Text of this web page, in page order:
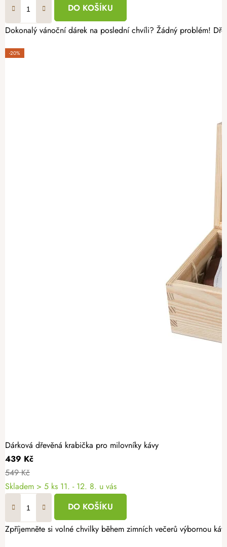
DO KOŠÍKU
Dokonalý vánoční dárek na poslední chvíli? Žádný problém!
-20%
Dárková dřevěná krabička pro milovníky kávy
439 Kč
549 Kč
Skladem > 5 ks 11. - 12. 8. u vás
DO KOŠÍKU
Zpříjemněte si volné chvilky během zimních večerů výbornou